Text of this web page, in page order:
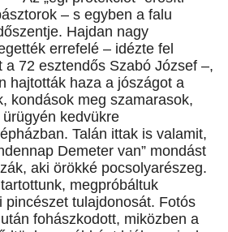
– s egyben a falu
Hajdan nagy
errefelé – idézte fel
a 72 esztendős Szabó József –,
hajtották haza a jószágot a
kondások meg szamarasok,
ürügyén kedvükre
Talán ittak is valamit,
Demeter van” mondást
aki örökké pocsolyarészeg.
megpróbáltuk
pincészet tulajdonosát. Fotós
fohászkodott, miközben a